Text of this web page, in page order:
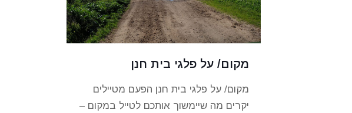
מקום/ על פלגי בית חנן
מקום/ על פלגי בית חנן הפעם מטיילים
יקרים מה שיימשוך אותכם לטייל במקום –